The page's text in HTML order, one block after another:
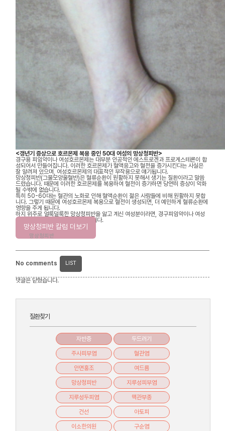
<갱년기 증상으로 호르몬제 복용 중인 50대 여성의 망상청피반>
경구용 피임약이나 여성호르몬제는 대부분 인공적인 에스트로겐과 프로게스테론이 합
성되어서 만들어집니다. 이러한 호르몬제가 혈액응고와 혈전을 증가시킨다는 사실은
잘 알려져 있으며, 여성호르몬제의 대표적인 부작용으로 얘기됩니다.
망상청피반(그물모양울혈반)은 혈류순환이 원활하지 못해서 생기는 질환이라고 말씀
드렸습니다. 때문에 이러한 호르몬제를 복용하여 혈전이 증가하면 당연히 증상이 악화
될 수밖에 없습니다.
특히 50-60대는 혈관의 노화로 인해 혈액순환이 젊은 사람들에 비해 원활하지 못합
니다. 그렇기 때문에 여성호르몬제 복용으로 혈전이 생성되면, 더 예민하게 혈류순환에
영향을 주게 됩니다.
하지 위주로 얼룩덜룩한 망상청피반을 앓고 계신 여성분이라면, 경구피임약이나 여성
호르몬제 복용에 신중을 기해야 합니다.
망상청피반 칼럼 더보기
망상청피반
No comments LIST
댓글은 닫혔습니다.
질환찾기
자반증 두드러기
주사피부염 혈관염
안면홍조 여드름
망상청피반 지루성피부염
지루성두피염 맥관부종
건선 아토피
이소한의원 구순염